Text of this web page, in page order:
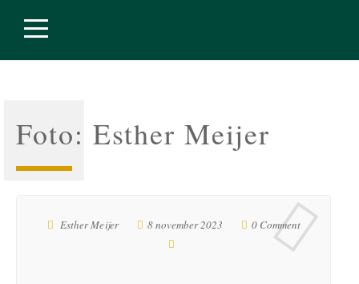
Foto: Esther Meijer
Esther Meijer 8 november 2023 0 Comment